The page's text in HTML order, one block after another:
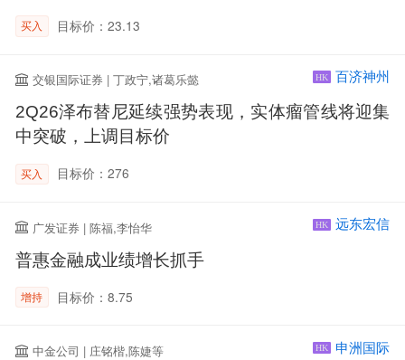
买入 目标价：23.13
交银国际证券 | 丁政宁,诸葛乐懿 HK 百济神州
2Q26泽布替尼延续强势表现，实体瘤管线将迎集
中突破，上调目标价
买入 目标价：276
广发证券 | 陈福,李怡华 HK 远东宏信
普惠金融成业绩增长抓手
增持 目标价：8.75
中金公司 | 庄铭楷,陈婕等 HK 申洲国际